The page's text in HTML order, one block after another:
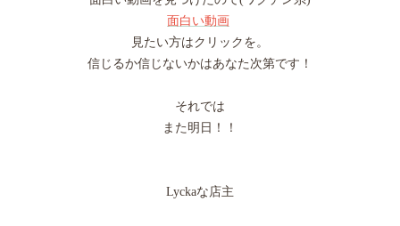
面白い動画
見たい方はクリックを。
信じるか信じないかはあなた次第です！
それでは
また明日！！
Lyckaな​​​​店主